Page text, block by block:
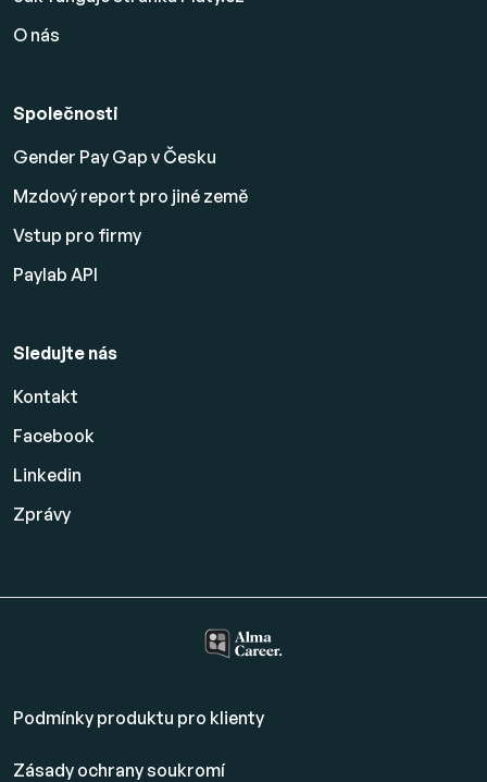
O nás
Společnosti
Gender Pay Gap v Česku
Mzdový report pro jiné země
Vstup pro firmy
Paylab API
Sledujte nás
Kontakt
Facebook
Linkedin
Zprávy
Podmínky produktu pro klienty
Zásady ochrany soukromí